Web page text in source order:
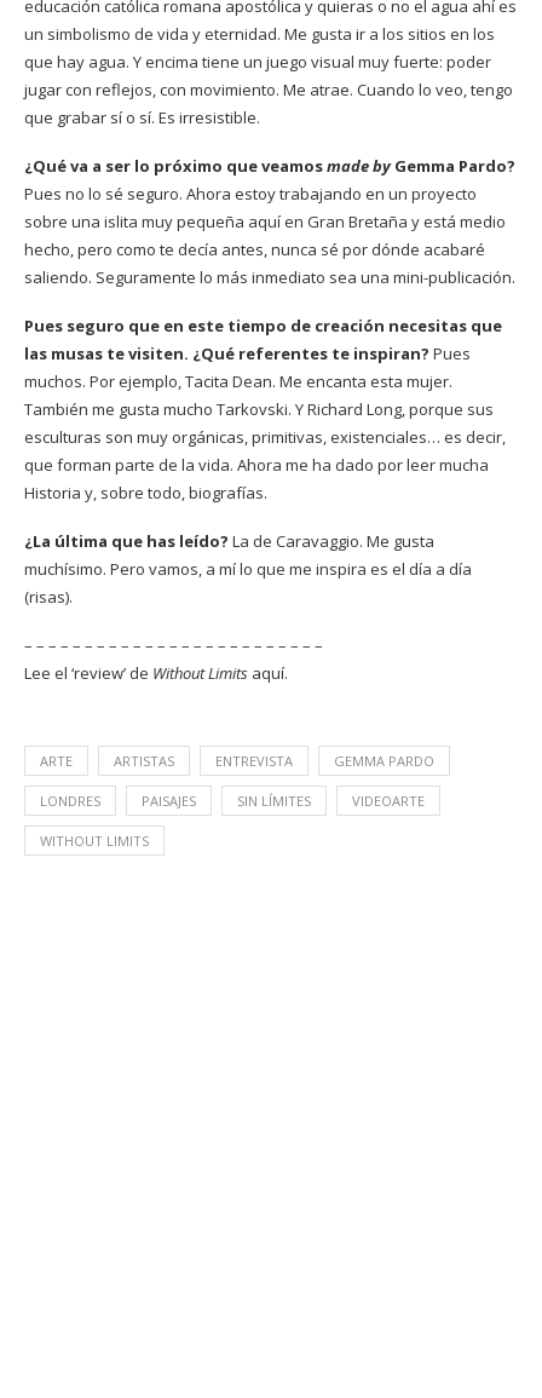
educación católica romana apostólica y quieras o no el agua ahí es
un simbolismo de vida y eternidad. Me gusta ir a los sitios en los
que hay agua. Y encima tiene un juego visual muy fuerte: poder
jugar con reflejos, con movimiento. Me atrae. Cuando lo veo, tengo
que grabar sí o sí. Es irresistible.
¿Qué va a ser lo próximo que veamosmade byGemma Pardo?
Pues no lo sé seguro. Ahora estoy trabajando en un proyecto
sobre una islita muy pequeña aquí en Gran Bretaña y está medio
hecho, pero como te decía antes, nunca sé por dónde acabaré
saliendo. Seguramente lo más inmediato sea una mini-publicación.
Pues seguro que en este tiempo de creación necesitas que
las musas te visiten. ¿Qué referentes te inspiran? Pues
muchos. Por ejemplo, Tacita Dean. Me encanta esta mujer.
También me gusta mucho Tarkovski. Y Richard Long, porque sus
esculturas son muy orgánicas, primitivas, existenciales… es decir,
que forman parte de la vida. Ahora me ha dado por leer mucha
Historia y, sobre todo, biografías.
¿La última que has leído? La de Caravaggio. Me gusta
muchísimo. Pero vamos, a mí lo que me inspira es el día a día
(risas).
– – – – – – – – – – – – – – – – – – – – – – – – –
Lee el ‘review’ de Without Limits aquí.
ARTE ARTISTAS ENTREVISTA GEMMA PARDO
LONDRES PAISAJES SIN LÍMITES VIDEOARTE
WITHOUT LIMITS